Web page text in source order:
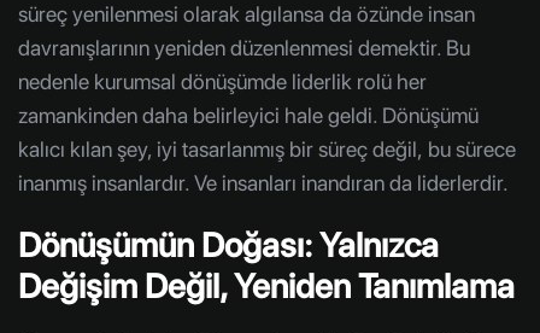
süreç yenilenmesi olarak algılansa da özünde insan
davranışlarının yeniden düzenlenmesi demektir. Bu
nedenle kurumsal dönüşümde liderlik rolü her
zamankinden daha belirleyici hale geldi. Dönüşümü
kalıcı kılan şey, iyi tasarlanmış bir süreç değil, bu sürece
inanmış insanlardır. Ve insanları inandıran da liderlerdir.
Dönüşümün Doğası: Yalnızca
Değişim Değil, Yeniden Tanımlama